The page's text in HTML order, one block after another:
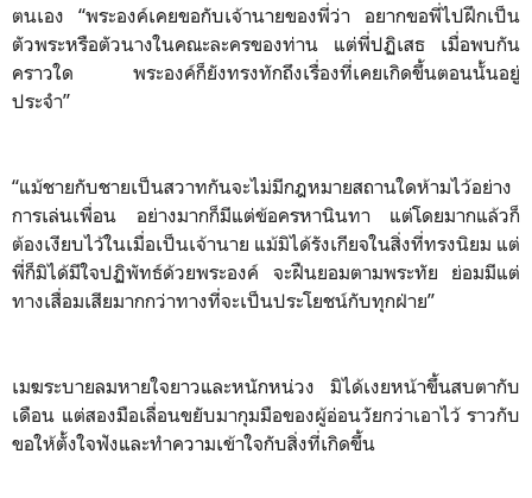
ตนเอง “พระองค์เคยขอกับเจ้านายของพี่ว่า อยากขอพี่ไปฝึกเป็น
ตัวพระหรือตัวนางในคณะละครของท่าน แต่พี่ปฏิเสธ เมื่อพบกัน
คราวใด พระองค์ก็ยังทรงทักถึงเรื่องที่เคยเกิดขึ้นตอนนั้นอยู่
ประจำ”
“แม้ชายกับชายเป็นสวาทกันจะไม่มีกฎหมายสถานใดห้ามไว้อย่าง
การเล่นเพื่อน อย่างมากก็มีแต่ข้อครหานินทา แต่โดยมากแล้วก็
ต้องเงียบไว้ในเมื่อเป็นเจ้านาย แม้มิได้รังเกียจในสิ่งที่ทรงนิยม แต่
พี่ก็มิได้มีใจปฏิพัทธ์ด้วยพระองค์ จะฝืนยอมตามพระทัย ย่อมมีแต่
ทางเสื่อมเสียมากกว่าทางที่จะเป็นประโยชน์กับทุกฝ่าย”
เมฆระบายลมหายใจยาวและหนักหน่วง มิได้เงยหน้าขึ้นสบตากับ
เดือน แต่สองมือเลื่อนขยับมากุมมือของผู้อ่อนวัยกว่าเอาไว้ ราวกับ
ขอให้ตั้งใจฟังและทำความเข้าใจกับสิ่งที่เกิดขึ้น